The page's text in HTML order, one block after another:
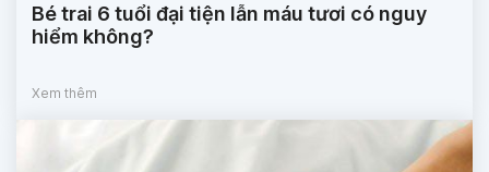
Bé trai 6 tuổi đại tiện lẫn máu tươi có nguy
hiểm không?
Xem thêm